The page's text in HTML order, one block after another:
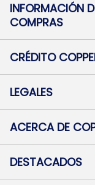
INFORMACIÓN
COMPRAS
Términos y
Botón de
Mapa de sitio
CRÉDITO
Solicitar Crédito
Medios de Pago
Pago Fácil Online
LEGALES
Baja contratos
Defensa al
ACERCA DE
Trabajá con Nosotros
Preguntas
DESTACADOS